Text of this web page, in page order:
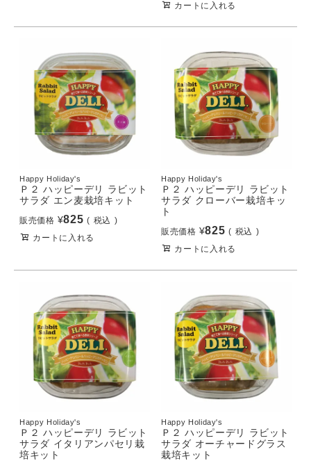
カートに入れる
Happy Holiday's
Ｐ２ ハッピーデリ ラビット
サラダ エン麦栽培キット
販売価格 ¥825
税込
カートに入れる
Happy Holiday's
Ｐ２ ハッピーデリ ラビット
サラダ クローバー栽培キッ
ト
販売価格 ¥825
税込
カートに入れる
Happy Holiday's
Ｐ２ ハッピーデリ ラビット
サラダ イタリアンパセリ栽
培キット
Happy Holiday's
Ｐ２ ハッピーデリ ラビット
サラダ オーチャードグラス
栽培キット